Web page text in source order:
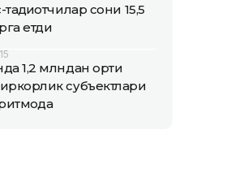
сони 15,5
етди
1,2 млндан ортиқ
субъектлари